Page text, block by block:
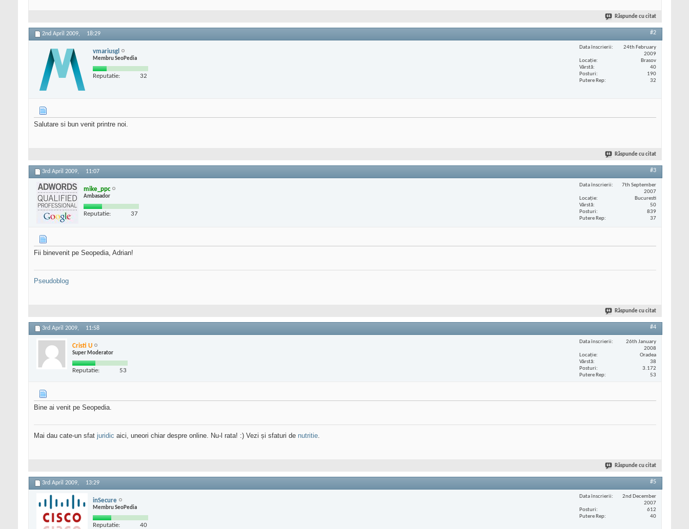
Răspunde cu citat
2nd April 2009, 18:29 #2
vmariusgl
Membru SeoPedia
Reputatie: 32
Data înscrierii
24th February
2009
Locaţie
Brasov
Vârstă
40
Posturi
190
Putere Rep
32
Salutare si bun venit printre noi.
Răspunde cu citat
3rd April 2009, 11:07 #3
mike_ppc
Ambasador
Reputatie: 37
Data înscrierii
7th September
2007
Locaţie
Bucuresti
Vârstă
50
Posturi
839
Putere Rep
37
Fii binevenit pe Seopedia, Adrian!
Pseudoblog
Răspunde cu citat
3rd April 2009, 11:58 #4
Cristi U
Super Moderator
Reputatie: 53
Data înscrierii
26th January
2008
Locaţie
Oradea
Vârstă
38
Posturi
3.172
Putere Rep
53
Bine ai venit pe Seopedia.
Mai dau cate-un sfat juridic aici, uneori chiar despre online. Nu-l rata! :) Vezi și sfaturi de nutritie.
Răspunde cu citat
3rd April 2009, 13:29 #5
inSecure
Membru SeoPedia
Reputatie: 40
Data înscrierii
2nd December
2007
Posturi
612
Putere Rep
40